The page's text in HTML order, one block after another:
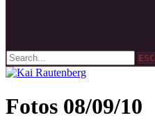
ESC
Fotos 08/09/10